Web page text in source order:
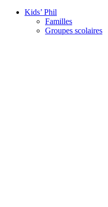
Kids’ Phil
Familles
Groupes scolaires